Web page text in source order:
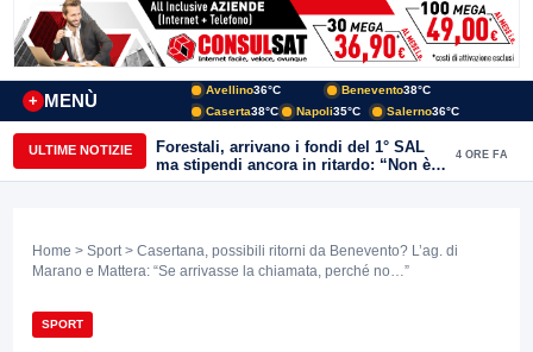
MENÙ
+
Avellino36°C Benevento38°C
Caserta38°C Napoli35°C Salerno36°C
ULTIME NOTIZIE
Forestali, arrivano i fondi del 1° SAL
ma stipendi ancora in ritardo: “Non è
più sostenibile”
4 ORE FA
Home > Sport > Casertana, possibili ritorni da Benevento? L’ag. di
Marano e Mattera: “Se arrivasse la chiamata, perché no…”
SPORT